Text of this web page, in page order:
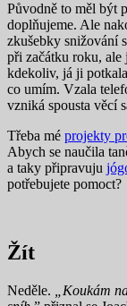
Původně to měl být
doplňujeme. Ale
zkušebky snižování
při začátku roku, ale
kdekoliv, já ji
co umím. Vzala
vzniká spousta věcí
Třeba mé projekty
Abych se naučila
a taky připravuju
potřebujete pomoct?
Žít
Neděle.
„Koukám